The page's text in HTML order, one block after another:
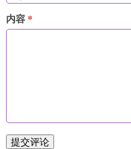
内容
提交评论